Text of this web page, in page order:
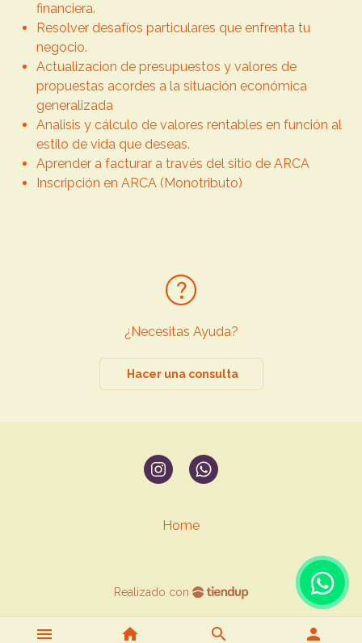
menu home search person
financiera.
Resolver desafíos particulares que enfrenta tu
negocio.
Actualizacion de presupuestos y valores de
propuestas acordes a la situación económica
generalizada
Analisis y cálculo de valores rentables en función al
estilo de vida que deseas.
Aprender a facturar a través del sitio de ARCA
Inscripción en ARCA (Monotributo)
¿Necesitas Ayuda?
Hacer una consulta
Home
Realizado con